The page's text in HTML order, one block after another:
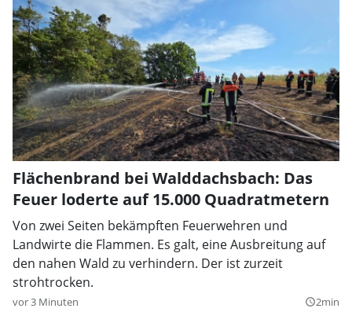
Flächenbrand bei Walddachsbach: Das
Feuer loderte auf 15.000 Quadratmetern
Von zwei Seiten bekämpften Feuerwehren und
Landwirte die Flammen. Es galt, eine Ausbreitung auf
den nahen Wald zu verhindern. Der ist zurzeit
strohtrocken.
vor 3 Minuten query_builder2min